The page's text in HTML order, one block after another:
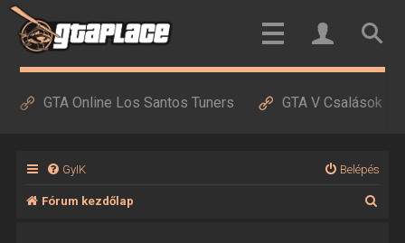
GTA Online Los Santos Tuners GTA V Csalások
GyIK Belépés
Fórum kezdőlap